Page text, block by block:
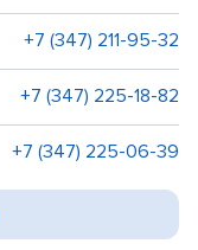
+7 (347) 211-95-32
+7 (347) 225-18-82
+7 (347) 225-06-39